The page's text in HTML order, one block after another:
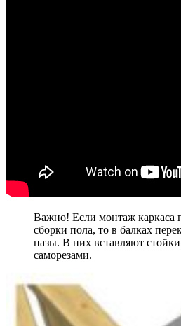
Важно! Если монтаж каркаса
сборки пола, то в балках
пазы. В них вставляют
саморезами.